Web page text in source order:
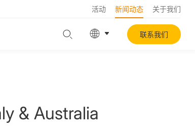
活动 新闻动态 关于我们
联系我们
& Australia